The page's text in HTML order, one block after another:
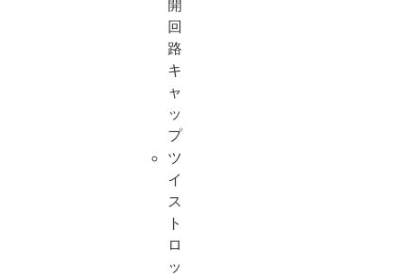
開
回
路
キ
ャ
ッ
プ
ツ
イ
ス
ト
ロ
ッ